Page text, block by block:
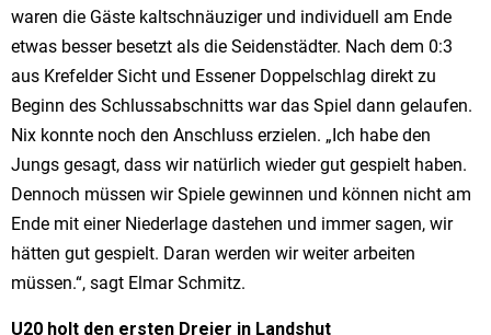
waren die Gäste kaltschnäuziger und individuell am Ende
etwas besser besetzt als die Seidenstädter. Nach dem 0:3
aus Krefelder Sicht und Essener Doppelschlag direkt zu
Beginn des Schlussabschnitts war das Spiel dann gelaufen.
Nix konnte noch den Anschluss erzielen. „Ich habe den
Jungs gesagt, dass wir natürlich wieder gut gespielt haben.
Dennoch müssen wir Spiele gewinnen und können nicht am
Ende mit einer Niederlage dastehen und immer sagen, wir
hätten gut gespielt. Daran werden wir weiter arbeiten
müssen.“, sagt Elmar Schmitz.
U20 holt den ersten Dreier in Landshut